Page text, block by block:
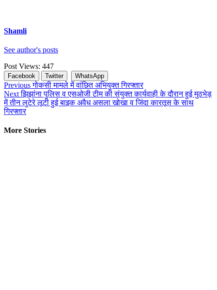
Shamli
See author's posts
Post Views: 447
Facebook Twitter WhatsApp
Continue
Reading
Previousगोकसी मामले में वांछित अभियुक्त गिरफ्तार
Nextझिझांना पुलिस व एसओजी टीम की संयुक्त कार्यवाही के दौरान हुई मुठभेड़
में तीन लुटेरे लूटी हुई बाइक अवैध असला खोखा व जिंदा कारतूस के साथ
गिरफ्तार
More Stories